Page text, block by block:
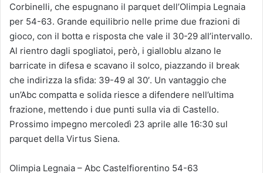
Corbinelli, che espugnano il parquet dell’Olimpia Legnaia
per 54-63. Grande equilibrio nelle prime due frazioni di
gioco, con il botta e risposta che vale il 30-29 all’intervallo.
Al rientro dagli spogliatoi, però, i gialloblu alzano le
barricate in difesa e scavano il solco, piazzando il break
che indirizza la sfida: 39-49 al 30′. Un vantaggio che
un’Abc compatta e solida riesce a difendere nell’ultima
frazione, mettendo i due punti sulla via di Castello.
Prossimo impegno mercoledì 23 aprile alle 16:30 sul
parquet della Virtus Siena.
Olimpia Legnaia – Abc Castelfiorentino 54-63